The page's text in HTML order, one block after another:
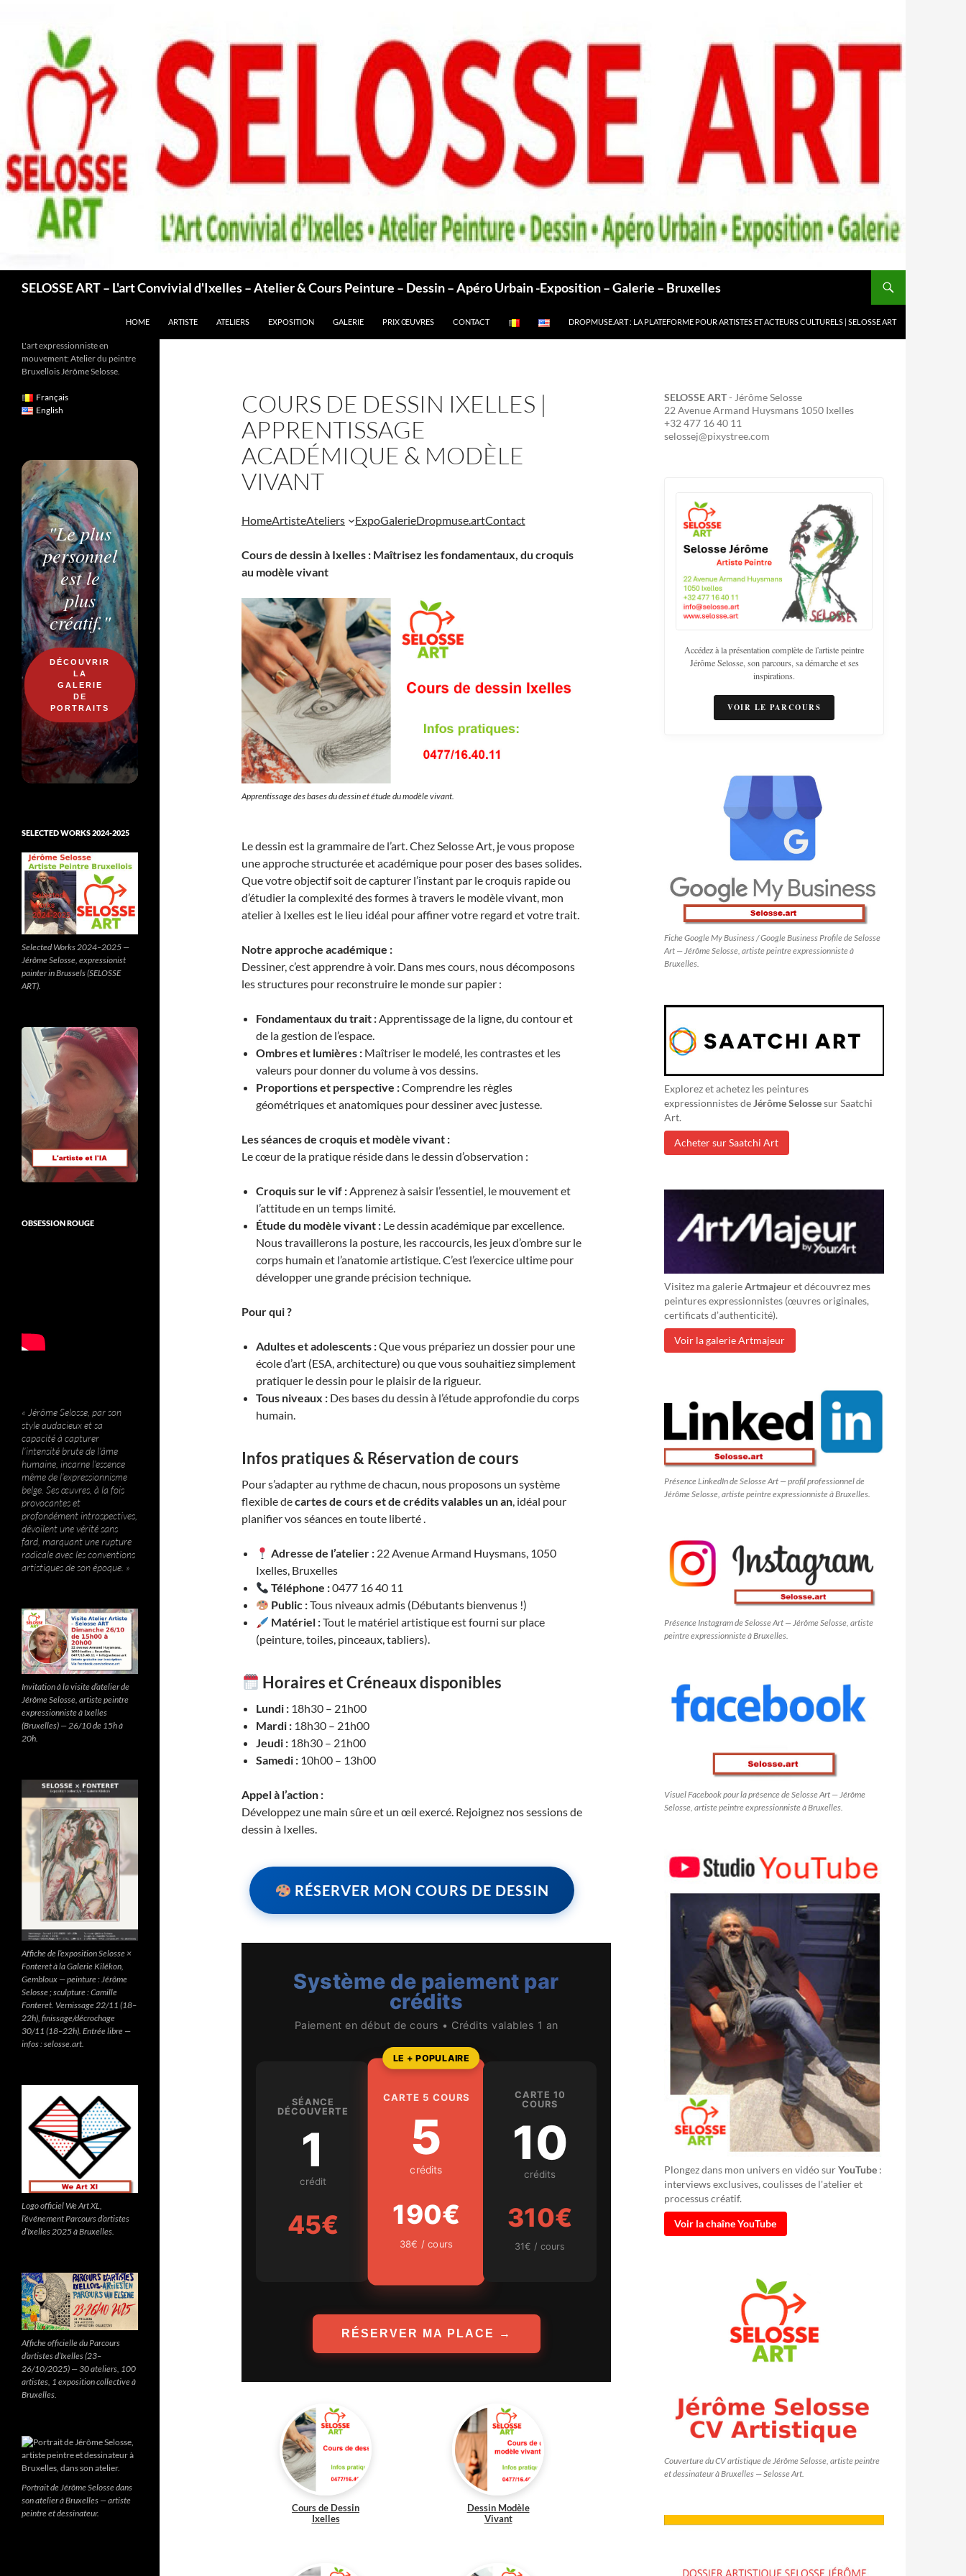
SELOSSE ART – L'art Convivial d'Ixelles – Atelier & Cours Peinture – Dessin – Apéro Urbain -Exposition – Galerie – Bruxelles
HOME ARTISTE ATELIERS EXPOSITION GALERIE PRIX ŒUVRES CONTACT DROPMUSE.ART : LA PLATEFORME POUR ARTISTES ET ACTEURS CULTURELS | SELOSSE ART
COURS DE DESSIN IXELLES |
APPRENTISSAGE
ACADÉMIQUE & MODÈLE
VIVANT
HomeArtisteAteliers ExpoGalerieDropmuse.artContact
Cours de dessin à Ixelles : Maîtrisez les fondamentaux, du croquis
au modèle vivant
Apprentissage des bases du dessin et étude du modèle vivant.
Le dessin est la grammaire de l’art. Chez Selosse Art, je vous propose
une approche structurée et académique pour poser des bases solides.
Que votre objectif soit de capturer l’instant par le croquis rapide ou
d’étudier la complexité des formes à travers le modèle vivant, mon
atelier à Ixelles est le lieu idéal pour affiner votre regard et votre trait.
Notre approche académique :
Dessiner, c’est apprendre à voir. Dans mes cours, nous décomposons
les structures pour reconstruire le monde sur papier :
Fondamentaux du trait :Apprentissage de la ligne, du contour et
de la gestion de l’espace.
Ombres et lumières : Maîtriser le modelé, les contrastes et les
valeurs pour donner du volume à vos dessins.
Proportions et perspective :Comprendre les règles
géométriques et anatomiques pour dessiner avec justesse.
Les séances de croquis et modèle vivant :
Le cœur de la pratique réside dans le dessin d’observation :
Croquis sur le vif :Apprenez à saisir l’essentiel, le mouvement et
l’attitude en un temps limité.
Étude du modèle vivant : Le dessin académique par excellence.
Nous travaillerons la posture, les raccourcis, les jeux d’ombre sur le
corps humain et l’anatomie artistique. C’est l’exercice ultime pour
développer une grande précision technique.
Pour qui ?
Adultes et adolescents :Que vous prépariez un dossier pour une
école d’art (ESA, architecture) ou que vous souhaitiez simplement
pratiquer le dessin pour le plaisir de la rigueur.
Tous niveaux : Des bases du dessin à l’étude approfondie du corps
humain.
Infos pratiques & Réservation de cours
Pour s’adapter au rythme de chacun, nous proposons un système
flexible decartes de cours et de crédits valables un an, idéal pour
planifier vos séances en toute liberté .
Adresse de l’atelier : 22 Avenue Armand Huysmans, 1050
Ixelles, Bruxelles
Téléphone :0477 16 40 11
Public :Tous niveaux admis (Débutants bienvenus !)
Matériel :Tout le matériel artistique est fourni sur place
(peinture, toiles, pinceaux, tabliers).
Horaires et Créneaux disponibles
Lundi : 18h30 – 21h00
Mardi : 18h30 – 21h00
Jeudi : 18h30 – 21h00
Samedi : 10h00 – 13h00
Appel à l’action :
Développez une main sûre et un œil exercé. Rejoignez nos sessions de
dessin à Ixelles.
RÉSERVER MON COURS DE DESSIN
Système de paiement par
crédits
Paiement en début de cours • Crédits valables 1 an
SÉANCE
DÉCOUVERTE
1
crédit
45€
LE + POPULAIRE
CARTE 5 COURS
5
crédits
190€
38€ / cours
CARTE 10
COURS
10
crédits
310€
31€ / cours
RÉSERVER MA PLACE →
Cours de Dessin
Ixelles
Dessin Modèle
Vivant
SELOSSE ART- Jérôme Selosse
22 Avenue Armand Huysmans 1050 Ixelles
+32 477 16 40 11
selossej@pixystree.com
Accédez à la présentation complète de l'artiste peintre
Jérôme Selosse, son parcours, sa démarche et ses
inspirations.
VOIR LE PARCOURS
Fiche Google My Business / Google Business Profile de Selosse
Art — Jérôme Selosse, artiste peintre expressionniste à
Bruxelles.
Explorez et achetez les peintures
expressionnistes de Jérôme Selossesur Saatchi
Art.
Acheter sur Saatchi Art
Visitez ma galerieArtmajeuret découvrez mes
peintures expressionnistes (œuvres originales,
certificats d’authenticité).
Voir la galerie Artmajeur
Présence LinkedIn de Selosse Art — profil professionnel de
Jérôme Selosse, artiste peintre expressionniste à Bruxelles.
Présence Instagram de Selosse Art — Jérôme Selosse, artiste
peintre expressionniste à Bruxelles.
Visuel Facebook pour la présence de Selosse Art — Jérôme
Selosse, artiste peintre expressionniste à Bruxelles.
Plongez dans mon univers en vidéo surYouTube :
interviews exclusives, coulisses de l'atelier et
processus créatif.
Voir la chaîne YouTube
Couverture du CV artistique de Jérôme Selosse, artiste peintre
et dessinateur à Bruxelles — Selosse Art.
L'art expressionniste en
mouvement: Atelier du peintre
Bruxellois Jérôme Selosse.
Français
English
"Le plus
personnel
est le
plus
créatif."
DÉCOUVRIR
LA
GALERIE
DE
PORTRAITS
SELECTED WORKS 2024-2025
Selected Works 2024–2025 —
Jérôme Selosse, expressionist
painter in Brussels (SELOSSE
ART).
OBSESSION ROUGE
« Jérôme Selosse, par son
style audacieux et sa
capacité à capturer
l’intensité brute de l’âme
humaine, incarne l’essence
même de l’expressionnisme
belge. Ses œuvres, à la fois
provocantes et
profondément introspectives,
dévoilent une vérité sans
fard, marquant une rupture
radicale avec les conventions
artistiques de son époque. »
Invitation à la visite d’atelier de
Jérôme Selosse, artiste peintre
expressionniste à Ixelles
(Bruxelles) — 26/10 de 15h à
20h.
Affiche de l’exposition Selosse ×
Fonteret à la Galerie Kilékon,
Gembloux — peinture : Jérôme
Selosse ; sculpture : Camille
Fonteret. Vernissage 22/11 (18–
22h), finissage/décrochage
30/11 (18–22h). Entrée libre —
infos : selosse.art.
Logo officiel We Art XL,
l’événement Parcours d’artistes
d’Ixelles 2025 à Bruxelles.
Affiche officielle du Parcours
d’artistes d’Ixelles (23–
26/10/2025) — 30 ateliers, 100
artistes, 1 exposition collective à
Bruxelles.
Portrait de Jérôme Selosse dans
son atelier à Bruxelles — artiste
peintre et dessinateur.